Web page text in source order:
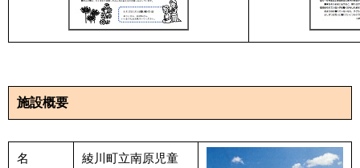
施設概要
名
綾川町立南原児童